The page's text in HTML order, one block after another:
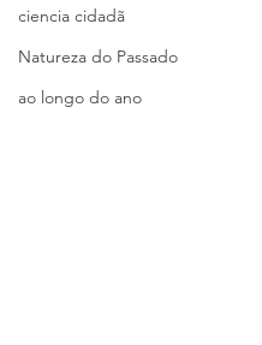
ciencia cidadã
Natureza do Passado
ao longo do ano